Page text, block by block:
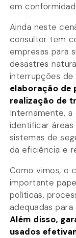
em
Ainda neste
consultor tem
empresas para
desastres
interrupções de
elaboração de
realização de
Internamente,
identificar
sistemas de
da eficiência e
Como vimos, o
importante
políticas,
adequadas
Além disso,
usados